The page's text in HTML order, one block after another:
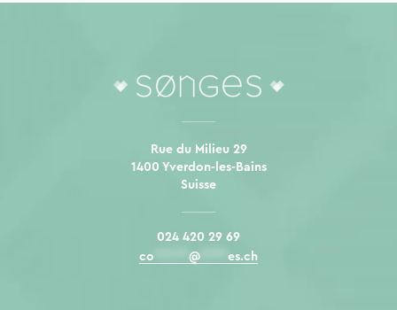
Rue du Milieu 29
1400 Yverdon-les-Bains
Suisse
024 420 29 69
co
@ es.ch